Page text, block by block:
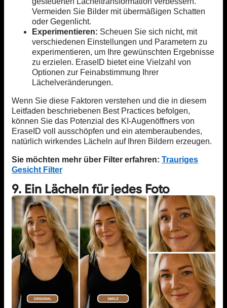
Vermeiden Sie Bilder mit übermäßigen Schatten
oder Gegenlicht.
Experimentieren: Scheuen Sie sich nicht, mit
verschiedenen Einstellungen und Parametern zu
experimentieren, um Ihre gewünschten Ergebnisse
zu erzielen. EraseID bietet eine Vielzahl von
Optionen zur Feinabstimmung Ihrer
Lächelveränderungen.
Wenn Sie diese Faktoren verstehen und die in diesem
Leitfaden beschriebenen Best Practices befolgen,
können Sie das Potenzial des KI-Augenöffners von
EraseID voll ausschöpfen und ein atemberaubendes,
natürlich wirkendes Lächeln auf Ihren Bildern erzeugen.
Sie möchten mehr über Filter erfahren: Trauriges
Gesicht Filter
9. Ein Lächeln für jedes Foto